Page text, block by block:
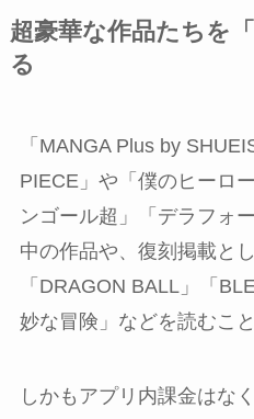
超豪華な作品たちを
る
「MANGA Plus by
PIECE」や「僕のヒーロ
ンゴール超」「デラフォ
中の作品や、復刻掲載と
「DRAGON BALL」「
妙な冒険」などを読むこ
しかもアプリ内課金はな